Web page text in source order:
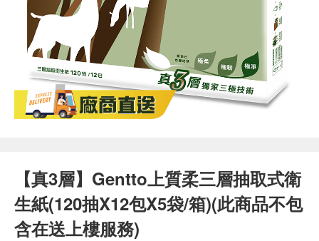
【真3層】Gentto上質柔三層抽取式衛
生紙(120抽X12包X5袋/箱)(此商品不包
含在送上樓服務)